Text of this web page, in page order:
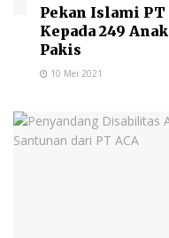
Pekan Islami PT
Kepada 249
Pakis
10 Mei 2021